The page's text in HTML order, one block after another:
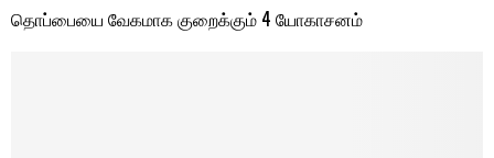
தொப்பையை வேகமாக குறைக்கும் 4 யோகாசனம்